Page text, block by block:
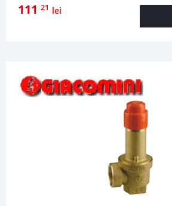
111 21 lei